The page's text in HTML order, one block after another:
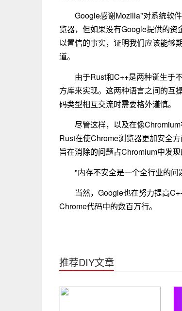
Google感谢Mozilla"对系统软
览器，但如果没有Google提供的
以置信的事实，证明我们应该能够
道。
由于Rust和C++是两种诞生于
方库来实现。这两种语言之间的互
码类型相互交流时需要格外谨慎。
尽管这样，以及在像
Rust在使Chrome浏览器更加安全
旨在消除的问题占Chromium中发
"内存不安全是一个全行业的问
当然，Google也在努力提高
Chrome代码中的数百万行。
推荐DIY文章